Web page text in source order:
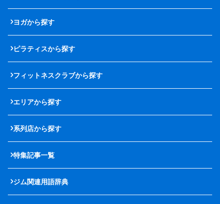
ヨガから探す
ピラティスから探す
フィットネスクラブから探す
エリアから探す
系列店から探す
特集記事一覧
ジム関連用語辞典